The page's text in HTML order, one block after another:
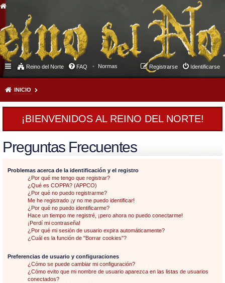
Reino del Norte FAQ Normas Identificarse
Registrarse
INICIO
¡BIENVENIDOS AL REINO DEL NORTE!
Preguntas Frecuentes
Problemas acerca de la identificación y el registro
¿Por qué me tengo que registrar?
¿Qué es COPPA? (APPCO)
¿Por qué no puedo registrarme?
Me he registrado ¡y no me puedo identificar!
¿Por qué no puedo identificarme?
Hace un tiempo me registré, ¡pero ahora no puedo conectarme!
¡Perdí mi contraseña!
¿Por qué mi sesión de usuario expira automáticamente?
¿Cuál es la función de "Borrar cookies"?
Preferencias de usuario y configuraciones
¿Cómo se puede cambiar mi configuración?
¿Cómo evito que mi nombre de usuario aparezca en las listas de usuarios
conectados?